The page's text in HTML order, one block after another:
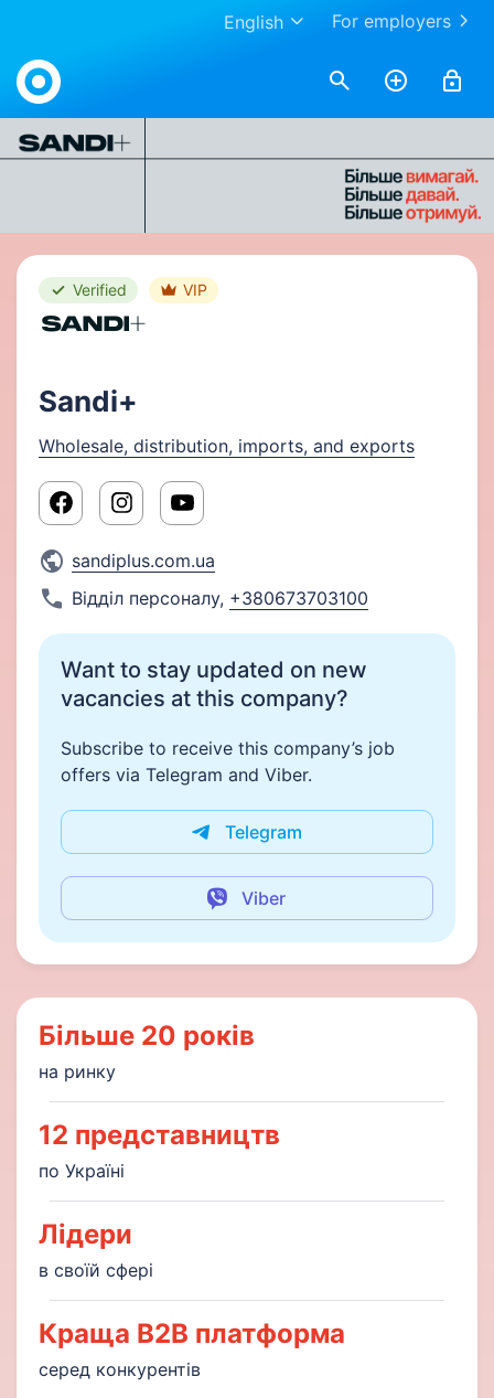
For employers
English
Work.ua
Verified VIP
Sandi+
Wholesale, distribution, imports, and exports
sandiplus.com.ua
Відділ персоналу, +380673703100
Want to stay updated on new
vacancies at this company?
Subscribe to receive this company’s job
offers via Telegram and Viber.
Telegram
Viber
Більше 20 років
на ринку
12 представництв
по Україні
Лідери
в своїй сфері
Краща В2В платформа
серед конкурентів